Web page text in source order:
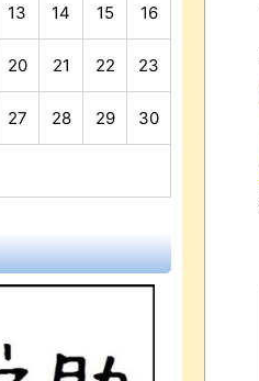
13 14 15 16
20 21 22 23
27 28 29 30